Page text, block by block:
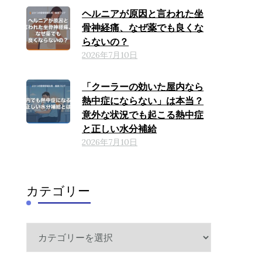
ヘルニアが原因と言われた坐
骨神経痛、なぜ薬でも良くな
らないの？
2026年7月10日
「クーラーの効いた屋内なら
熱中症にならない」は本当？
意外な状況でも起こる熱中症
と正しい水分補給
2026年7月10日
カテゴリー